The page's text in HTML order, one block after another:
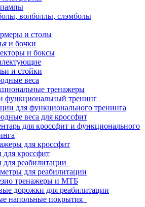
волболлы, слэмболы
и столы
и бочки
и боксы
и стойки
веса
тренажеры
функциональный тренинг
для функционального тренинга
веса для кроссфит
для кроссфит и функционального
для кроссфит
кроссфит
реабилитации
для реабилитации
тренажеры и МТБ
дорожки для реабилитации
напольные покрытия